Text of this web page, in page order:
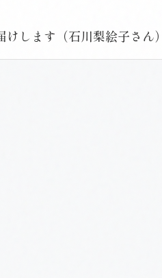
します（石川梨絵子さん）